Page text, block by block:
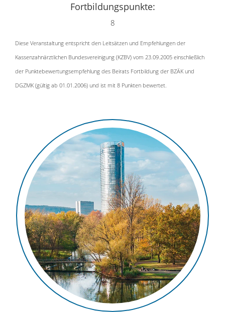
Fortbildungspunkte:
8
Diese Veranstaltung entspricht den Leitsätzen und Empfehlungen der
Kassenzahnärztlichen Bundesvereinigung (KZBV) vom 23.09.2005 einschließlich
der Punktebewertungsempfehlung des Beirats Fortbildung der BZÄK und
DGZMK (gültig ab 01.01.2006) und ist mit 8 Punkten bewertet.